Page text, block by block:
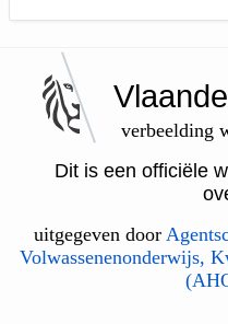
verbeelding
Dit is een officiële
uitgegeven door
Volwassenenonderwijs,